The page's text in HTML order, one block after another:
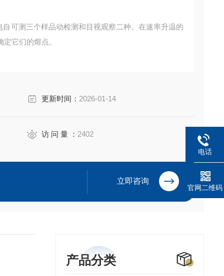
可测三个样品动检测和目视观察二种。在速率升温的
它们的熔点。
更新时间： 2026-01-14
访 问 量 ： 2402
立即咨询
产品分类
电话
官网二维码